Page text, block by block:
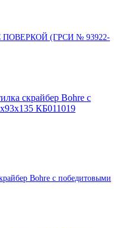
ПОВЕРКОЙ (ГРСИ № 93922-
Bohre с победитовыми